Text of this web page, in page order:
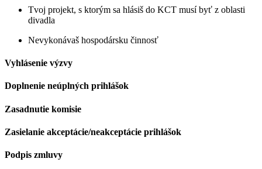
Tvoj projekt, s ktorým sa hlásiš do KCT musí byť z oblasti
divadla
Nevykonávaš hospodársku činnosť
Vyhlásenie výzvy
Doplnenie neúplných prihlášok
Zasadnutie komisie
Zasielanie akceptácie/neakceptácie prihlášok
Podpis zmluvy